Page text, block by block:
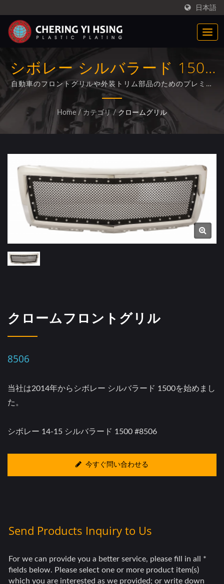
日本語
シボレー シルバラード 1500
クロムフロントグリルメッキ
ソリューション
自動車のフロントグリルや外装トリム部品のためのプレミア
ムな明るいクロム電気メッキサービス、耐久性と美的優秀性
を考慮して設計されています。
Home / カテゴリ / クロームグリル
クロームフロントグリル
8506
当社は2014年からシボレー シルバラード 1500を始めまし
た。
シボレー 14-15 シルバラード 1500 #8506
今すぐ問い合わせる